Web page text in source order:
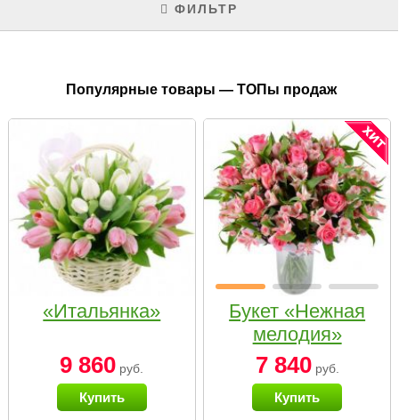
ФИЛЬТР
Популярные товары — ТОПы продаж
«Итальянка»
9 860 руб.
Купить
Букет «Нежная
мелодия»
7 840руб.
Купить